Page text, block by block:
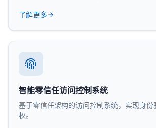
了解更多
智能零信任访问控制系统
基于零信任架构的访问控制系统，实现身份
权。